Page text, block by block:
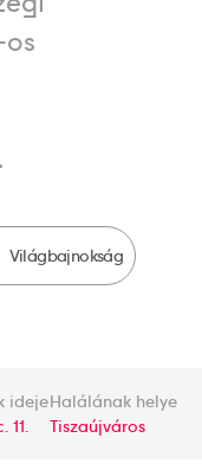
Világbajnokság
ideje
11.
Halálának helye
Tiszaújváros